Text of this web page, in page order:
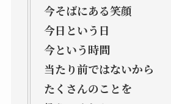
今そばにある笑顔
今日という日
今という時間
当たり前ではないから
たくさんのことを